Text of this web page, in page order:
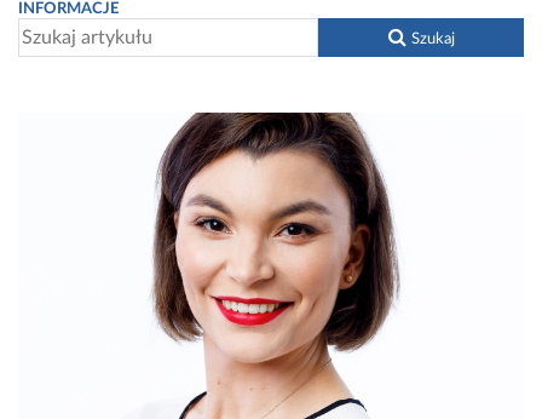
INFORMACJE
Szukaj